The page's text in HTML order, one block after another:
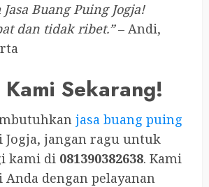
Buang Puing Jogja!
dan tidak ribet.”– Andi,
Sekarang!
jasa buang puing
Jogja, jangan ragu untuk
kami di 081390382638. Kami
Anda dengan pelayanan